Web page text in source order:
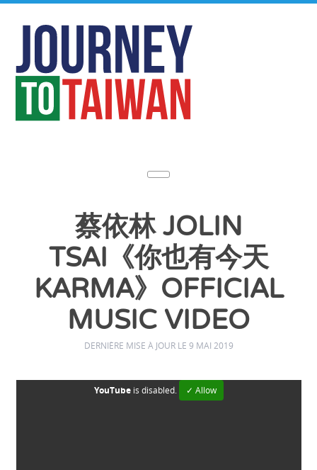
蔡依林 JOLIN
TSAI《你也有今天
KARMA》OFFICIAL
MUSIC VIDEO
DERNIÈRE MISE À JOUR LE 9 MAI 2019
YouTubeis disabled. ✓ Allow